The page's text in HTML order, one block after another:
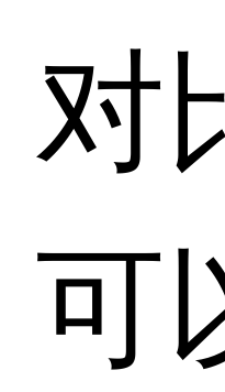
对
可